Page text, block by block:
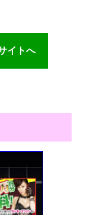
イトへ